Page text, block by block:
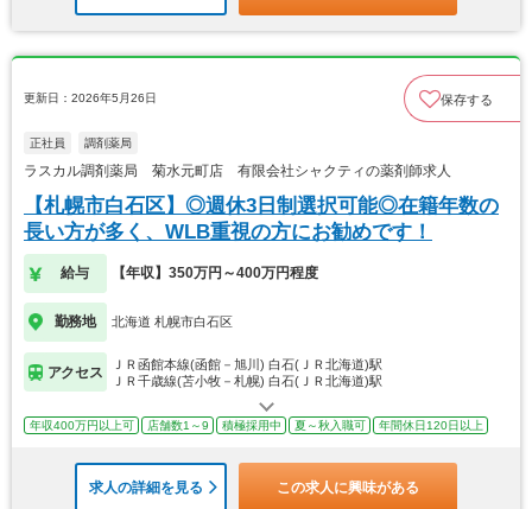
更新日：2026年5月26日 保存する
正社員 調剤薬局
ラスカル調剤薬局 菊水元町店 有限会社シャクティの薬剤師求人
【札幌市白石区】◎週休3日制選択可能◎在籍年数の
長い方が多く、WLB重視の方にお勧めです！
給与 【年収】350万円～400万円程度
勤務地 北海道 札幌市白石区
アクセス
ＪＲ函館本線(函館－旭川) 白石(ＪＲ北海道)駅
ＪＲ千歳線(苫小牧－札幌) 白石(ＪＲ北海道)駅
年収400万円以上可 店舗数1～9 積極採用中 夏～秋入職可 年間休日120日以上
求人の詳細を見る この求人に興味がある